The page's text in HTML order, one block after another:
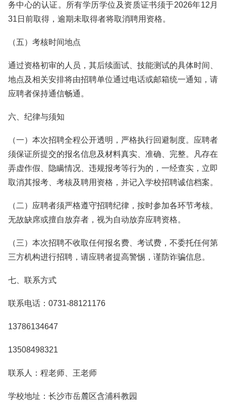
务中心的认证。所有学历学位及资质证书须于2026年12月
31日前取得，逾期未取得者将取消聘用资格。
（五）考核时间地点
通过资格初审的人员，其后续面试、技能测试的具体时间、
地点及相关安排将由招聘单位通过电话或邮箱统一通知，请
应聘者保持通信畅通。
六、纪律与须知
（一）本次招聘全程公开透明，严格执行回避制度。应聘者
须保证所提交的报名信息及材料真实、准确、完整。凡存在
弄虚作假、隐瞒情况、违规报考等行为的，一经查实，立即
取消其报考、考核及聘用资格，并记入学校招聘诚信档案。
（二）应聘者须严格遵守招聘纪律，按时参加各环节考核。
无故缺席或擅自放弃者，视为自动放弃应聘资格。
（三）本次招聘不收取任何报名费、考试费，不委托任何第
三方机构进行招聘，请应聘者提高警惕，谨防诈骗信息。
七、联系方式
联系电话：0731-88121176
13786134647
13508498321
联系人：程老师、王老师
学校地址：长沙市岳麓区含浦科教园